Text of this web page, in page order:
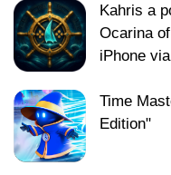
Kahris a
Ocarina
iPhone
Time
Edition"